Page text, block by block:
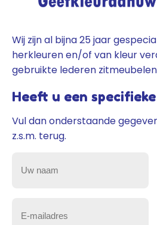
Wij zijn al bijna 25 jaar
herkleuren en/of van kleur
gebruikte lederen
Heeft u een
Vul dan onderstaande
z.s.m. terug.
Uw